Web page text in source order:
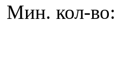
Мин. кол-во: